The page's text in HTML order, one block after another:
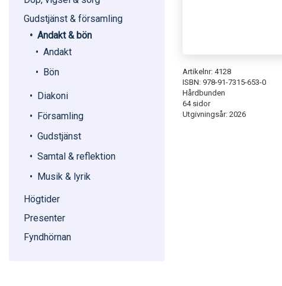
Gudstjänst & församling
Andakt & bön
Andakt
Bön
Diakoni
Församling
Gudstjänst
Samtal & reflektion
Musik & lyrik
Högtider
Presenter
Fyndhörnan
Artikelnr: 4128
ISBN: 978-91-7315-653-0
Hårdbunden
64 sidor
Utgivningsår: 2026